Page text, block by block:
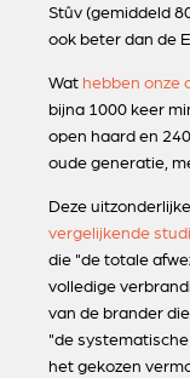
Stûv (gemiddeld
ook beter dan de
Wat hebben onze
bijna 1000 keer
open haard en
oude generatie,
Deze
vergelijkende
die "de totale
volledige
van de brander
"de
het gekozen